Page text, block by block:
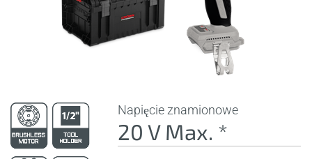
Napięcie znamionowe
20 V Max. *